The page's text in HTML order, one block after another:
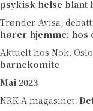
psykisk helse blant
Trønder-Avisa, debatt:
hører hjemme: hos
Aktuelt hos Nok.
barnekomite
Mai 2023
NRK A-magasinet: